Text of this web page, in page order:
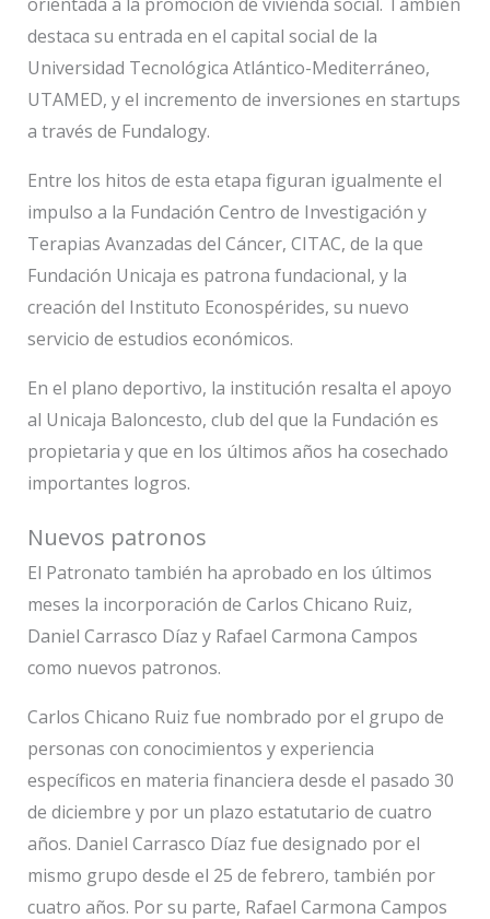
destaca su entrada en el capital social de la
Universidad Tecnológica Atlántico-Mediterráneo,
UTAMED, y el incremento de inversiones en startups
a través de Fundalogy.
Entre los hitos de esta etapa figuran igualmente el
impulso a la Fundación Centro de Investigación y
Terapias Avanzadas del Cáncer, CITAC, de la que
Fundación Unicaja es patrona fundacional, y la
creación del Instituto Econospérides, su nuevo
servicio de estudios económicos.
En el plano deportivo, la institución resalta el apoyo
al Unicaja Baloncesto, club del que la Fundación es
propietaria y que en los últimos años ha cosechado
importantes logros.
Nuevos patronos
El Patronato también ha aprobado en los últimos
meses la incorporación de Carlos Chicano Ruiz,
Daniel Carrasco Díaz y Rafael Carmona Campos
como nuevos patronos.
Carlos Chicano Ruiz fue nombrado por el grupo de
personas con conocimientos y experiencia
específicos en materia financiera desde el pasado 30
de diciembre y por un plazo estatutario de cuatro
años. Daniel Carrasco Díaz fue designado por el
mismo grupo desde el 25 de febrero, también por
cuatro años. Por su parte, Rafael Carmona Campos